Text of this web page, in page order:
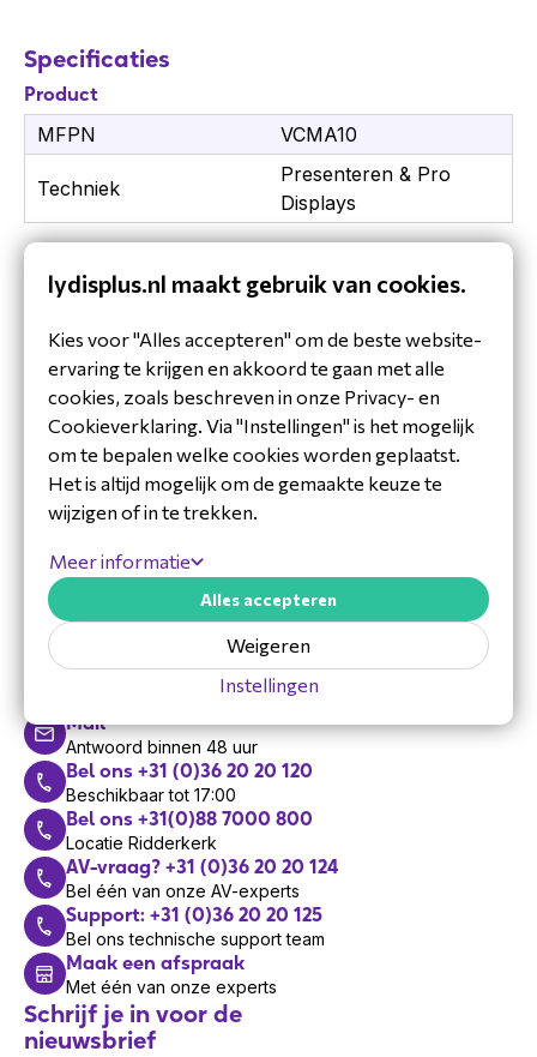
Specificaties
Product
MFPN
VCMA10
Techniek
Presenteren & Pro
Displays
Hulp nodig?
Vandaag zijn we bereikbaar van 8:30 tot 17:00
Mail
Antwoord binnen 48 uur
Bel ons +31 (0)36 20 20 120
Beschikbaar tot 17:00
Bel ons +31(0)88 7000 800
Locatie Ridderkerk
AV-vraag? +31 (0)36 20 20 124
Bel één van onze AV-experts
Support: +31 (0)36 20 20 125
Bel ons technische support team
Maak een afspraak
Met één van onze experts
Schrijf je in voor de
nieuwsbrief
lydisplus.nl maakt gebruik van cookies.
Kies voor "Alles accepteren" om de beste website-
ervaring te krijgen en akkoord te gaan met alle
cookies, zoals beschreven in onze Privacy- en
Cookieverklaring. Via "Instellingen" is het mogelijk
om te bepalen welke cookies worden geplaatst.
Het is altijd mogelijk om de gemaakte keuze te
wijzigen of in te trekken.
Meer informatie
Instellingen
Weigeren
Alles accepteren